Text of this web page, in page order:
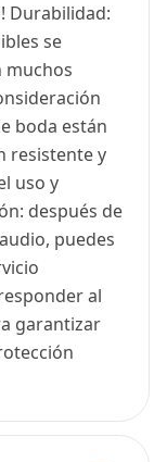
Durabilidad:
se
muchos
boda están
resistente y
uso y
después de
puedes
al
garantizar